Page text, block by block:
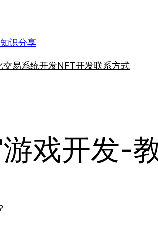
识分享
交易系统开发NFT开发联系方式
戏开发-